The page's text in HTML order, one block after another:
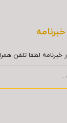
لطفا تلفن